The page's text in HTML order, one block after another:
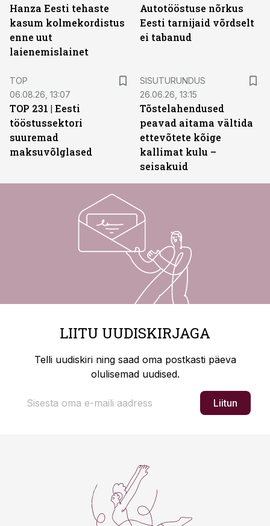
Hanza Eesti tehaste
kasum kolmekordistus
enne uut
laienemislainet
Autotööstuse nõrkus
Eesti tarnijaid võrdselt
ei tabanud
TOP
06.08.26, 13:07
TOP 231 | Eesti
tööstussektori
suuremad
maksuvõlglased
SISUTURUNDUS
26.06.26, 13:15
Tõstelahendused
peavad aitama vältida
ettevõtete kõige
kallimat kulu –
seisakuid
LIITU UUDISKIRJAGA
Telli uudiskiri ning saad oma postkasti päeva
olulisemad uudised.
Liitun